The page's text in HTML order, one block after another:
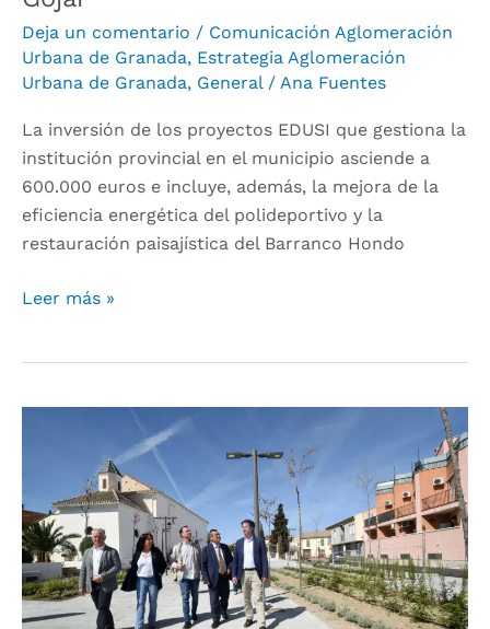
Deja un comentario / Comunicación Aglomeración
Urbana de Granada, Estrategia Aglomeración
Urbana de Granada, General/ Ana Fuentes
La inversión de los proyectos EDUSI que gestiona la
institución provincial en el municipio asciende a
600.000 euros e incluye, además, la mejora de la
eficiencia energética del polideportivo y la
restauración paisajística del Barranco Hondo
Gójar
Leer más »
remodelación
de
la
Plaza
de